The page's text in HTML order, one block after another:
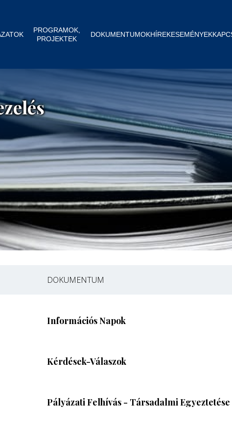
PROGRAMOK,
PROJEKTEK
DOKUMENTUMOKHÍREKESEMÉNYEK
DOKUMENTUM
Információs Napok
Kérdések-Válaszok
Pályázati Felhívás - Társadalmi Egyeztetése